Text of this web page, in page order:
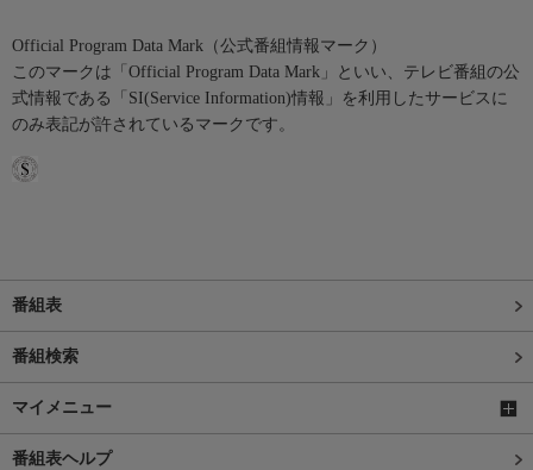
Official Program Data Mark（公式番組情報マーク）
このマークは「Official Program Data Mark」といい、テレビ番組の公
式情報である「SI(Service Information)情報」を利用したサービスに
のみ表記が許されているマークです。
番組表
番組検索
マイメニュー
番組表ヘルプ